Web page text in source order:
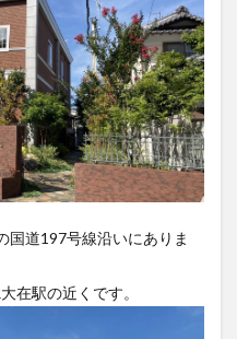
国道197号線沿いにありま
在駅の近くです。
理 九重町
休業
佐賀関
体験レポ
冬 初詣
別府
府 古墳
古物
和菓子
和食
島高原パーク
壁画
大分ランチ